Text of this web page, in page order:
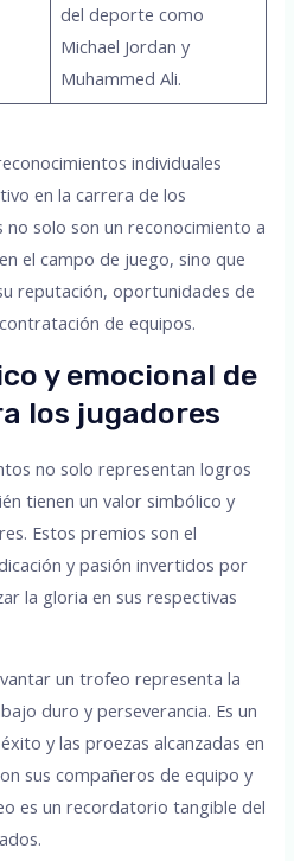
del deporte como
Michael Jordan y
Muhammed Ali.
individuales
en la carrera de los
solo son un reconocimiento a
el campo de juego, sino que
reputación, oportunidades de
de equipos.
y emocional de
los jugadores
no solo representan logros
tienen un valor simbólico y
Estos premios son el
y pasión invertidos por
la gloria en sus respectivas
un trofeo representa la
duro y perseverancia. Es un
y las proezas alcanzadas en
sus compañeros de equipo y
es un recordatorio tangible del